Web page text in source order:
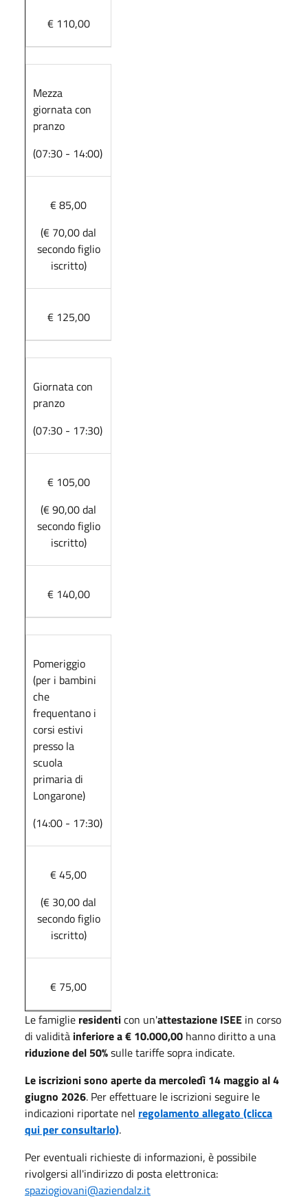
€ 110,00
Mezza
giornata con
pranzo
(07:30 - 14:00)
€ 85,00
(€ 70,00 dal
secondo figlio
iscritto)
€ 125,00
Giornata con
pranzo
(07:30 - 17:30)
€ 105,00
(€ 90,00 dal
secondo figlio
iscritto)
€ 140,00
Pomeriggio
(per i bambini
che
frequentano i
corsi estivi
presso la
scuola
primaria di
Longarone)
(14:00 - 17:30)
€ 45,00
(€ 30,00 dal
secondo figlio
iscritto)
€ 75,00
Le famiglie residenticon un'attestazione ISEE in corso
di validità inferiore a € 10.000,00 hanno diritto a una
riduzione del 50%sulle tariffe sopra indicate.
Le iscrizioni sono aperte da mercoledì 14 maggio al 4
giugno 2026. Per effettuare le iscrizioni seguire le
indicazioni riportate nel regolamento allegato (clicca
qui per consultarlo).
Per eventuali richieste di informazioni, è possibile
rivolgersi all'indirizzo di posta elettronica:
spaziogiovani@aziendalz.it